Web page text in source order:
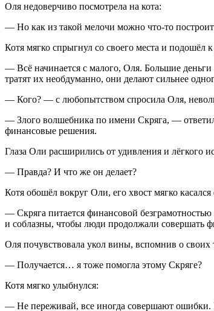
Оля недоверчиво посмотрела на кота:
— Но как из такой мелочи можно что-то
Котя мягко спрыгнул со своего места и подошёл
— Всё начинается с малого, Оля. Большие
тратят их необдуманно, они делают сильнее
— Кого? — с любопытством спросила Оля,
— Злого волшебника по имени Скряга, —
финансовые решения.
Глаза Оли расширились от удивления и лёгкого
— Правда? И что же он делает?
Котя обошёл вокруг Оли, его хвост мягко касался
— Скряга питается финансовой
и соблазны, чтобы люди продолжали совершать
Оля почувствовала укол вины, вспомнив о своих
— Получается… я тоже помогла этому Скряге?
Котя мягко улыбнулся:
— Не переживай, все иногда совершают ошибки.